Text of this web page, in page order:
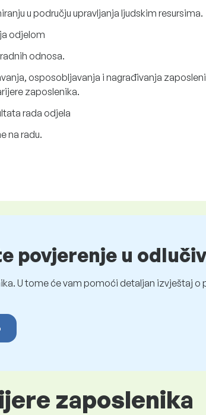
u području upravljanja ljudskim resursima.
odjelom
odnosa.
osposobljavanja i nagrađivanja
zaposlenika.
rada odjela
na radu.
povjerenje u
U tome će vam pomoći detaljan izvještaj o
zaposlenika